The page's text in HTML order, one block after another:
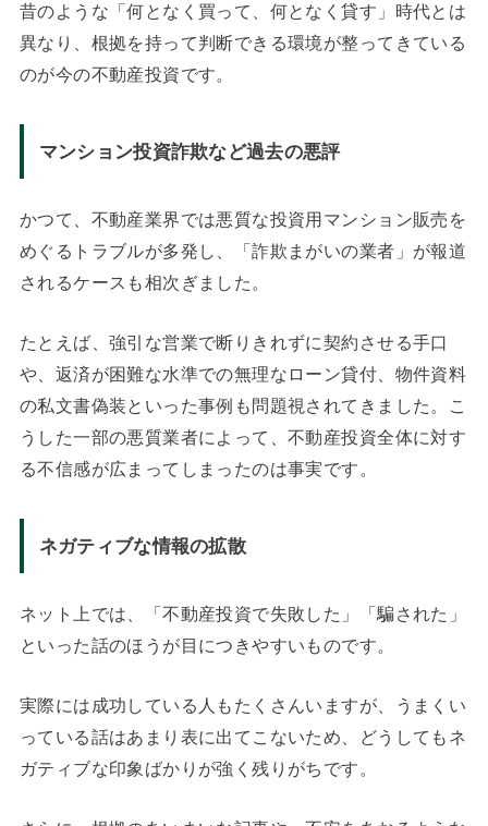
昔のような「何となく買って、何となく貸す」時代とは
異なり、根拠を持って判断できる環境が整ってきている
のが今の不動産投資です。
マンション投資詐欺など過去の悪評
かつて、不動産業界では悪質な投資用マンション販売を
めぐるトラブルが多発し、「詐欺まがいの業者」が報道
されるケースも相次ぎました。
たとえば、強引な営業で断りきれずに契約させる手口
や、返済が困難な水準での無理なローン貸付、物件資料
の私文書偽装といった事例も問題視されてきました。こ
うした一部の悪質業者によって、不動産投資全体に対す
る不信感が広まってしまったのは事実です。
ネガティブな情報の拡散
ネット上では、「不動産投資で失敗した」「騙された」
といった話のほうが目につきやすいものです。
実際には成功している人もたくさんいますが、うまくい
っている話はあまり表に出てこないため、どうしてもネ
ガティブな印象ばかりが強く残りがちです。